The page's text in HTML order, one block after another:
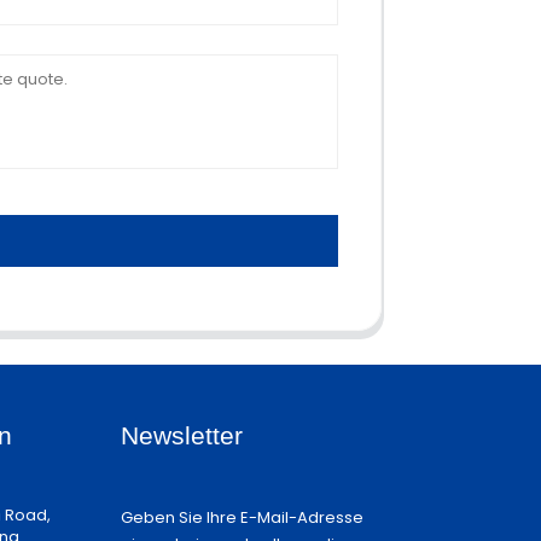
Road,
Newsletter
Geben Sie Ihre E-Mail-Adresse